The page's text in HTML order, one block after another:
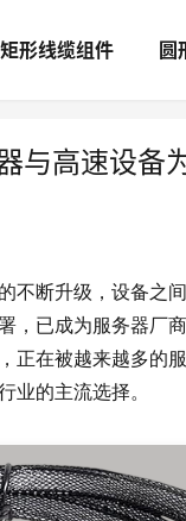
矩形线缆组件 圆
与高速设备
不断升级，设备之
，已成为服务器厂
正在被越来越多的
业的主流选择。